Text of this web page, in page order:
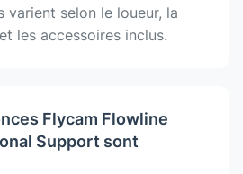
varient selon le loueur, la
les accessoires inclus.
Flycam Flowline
Support sont